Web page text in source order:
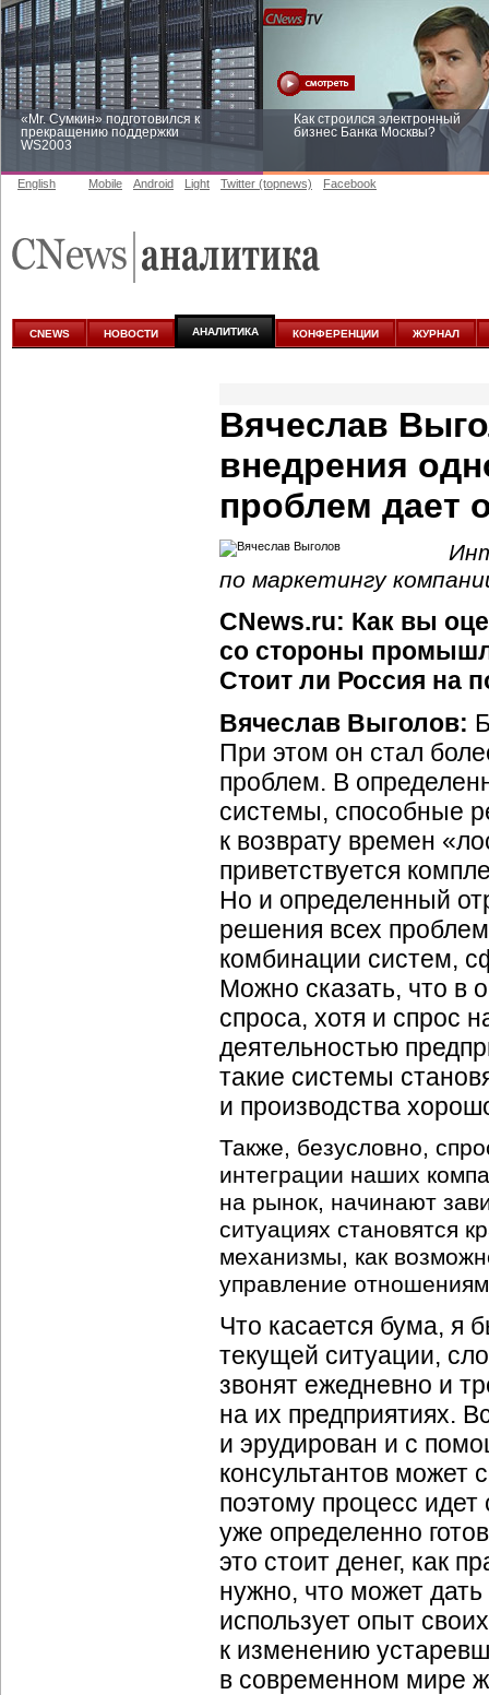
«Mr. Сумкин» подготовился к
прекращению поддержки
WS2003
Как строился электронный
бизнес Банка Москвы?
аналитике
English Mobile Android Light Twitter (topnews) Facebook
CNEWS НОВОСТИ АНАЛИТИКА КОНФЕРЕНЦИИ ЖУРНАЛ
Вячеслав
внедрения
проблем дает
по маркетингу
CNews.ru: Как вы
со стороны
Стоит ли Россия на
Вячеслав Выголов:
При этом он стал
проблем. В
системы, способные
к возврату времен
приветствуется
Но и определенный
решения всех
комбинации систем,
Можно сказать, что в
спроса, хотя и спрос
деятельностью
такие системы
и производства
Также, безусловно,
интеграции наших
на рынок, начинают
ситуациях становятся
механизмы, как
управление
Что касается бума, я
текущей ситуации,
звонят ежедневно и
на их предприятиях.
и эрудирован и с
консультантов может
поэтому процесс
уже определенно
это стоит денег, как
нужно, что может
использует опыт
к изменению
в современном мире